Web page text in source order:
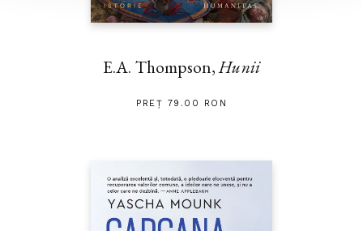
E.A. Thompson,Hunii
PREȚ 79.00 RON